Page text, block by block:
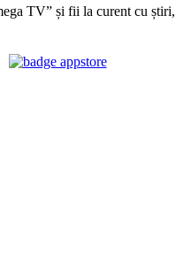
TV” și fii la curent cu știri,